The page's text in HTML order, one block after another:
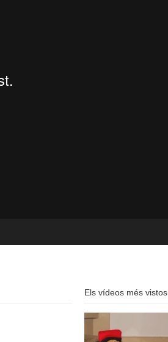
Els vídeos més vistos